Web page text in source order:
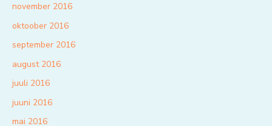
november 2016
oktoober 2016
september 2016
august 2016
juuli 2016
juuni 2016
mai 2016